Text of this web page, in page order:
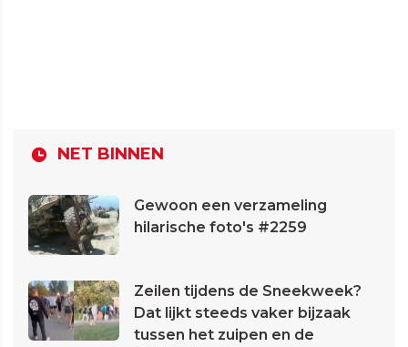
NET BINNEN
Gewoon een verzameling
hilarische foto's #2259
Zeilen tijdens de Sneekweek?
Dat lijkt steeds vaker bijzaak
tussen het zuipen en de